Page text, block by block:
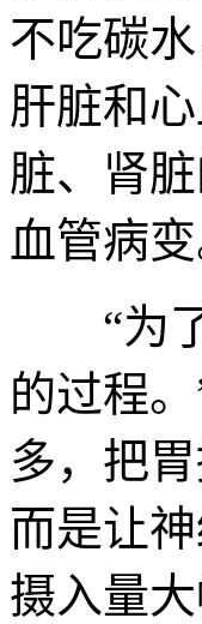
不吃碳
肝脏和
脏、肾
血管病变
“为了
的过程
多，把
而是让
摄入量